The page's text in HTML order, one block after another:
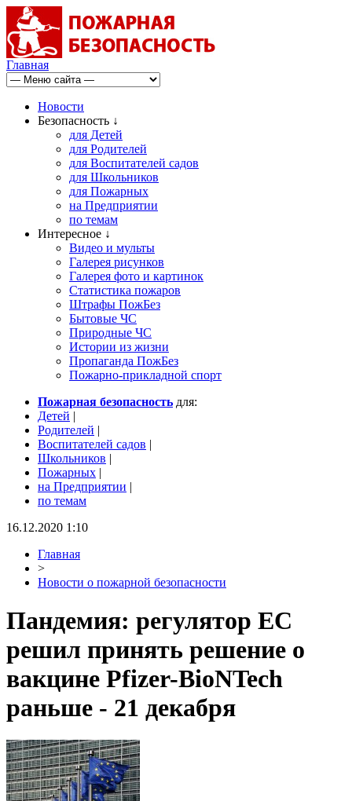
Главная
Новости
Безопасность ↓
для Детей
для Родителей
для Воспитателей садов
для Школьников
для Пожарных
на Предприятии
по темам
Интересное ↓
Видео и мульты
Галерея рисунков
Галерея фото и картинок
Статистика пожаров
Штрафы ПожБез
Бытовые ЧС
Природные ЧС
Истории из жизни
Пропаганда ПожБез
Пожарно-прикладной спорт
Пожарная безопасность для:
Детей |
Родителей |
Воспитателей садов |
Школьников |
Пожарных |
на Предприятии |
по темам
16.12.2020 1:10
Главная
>
Новости о пожарной безопасности
Пандемия: регулятор ЕС
решил принять решение о
вакцине Pfizer-BioNTech
раньше - 21 декабря